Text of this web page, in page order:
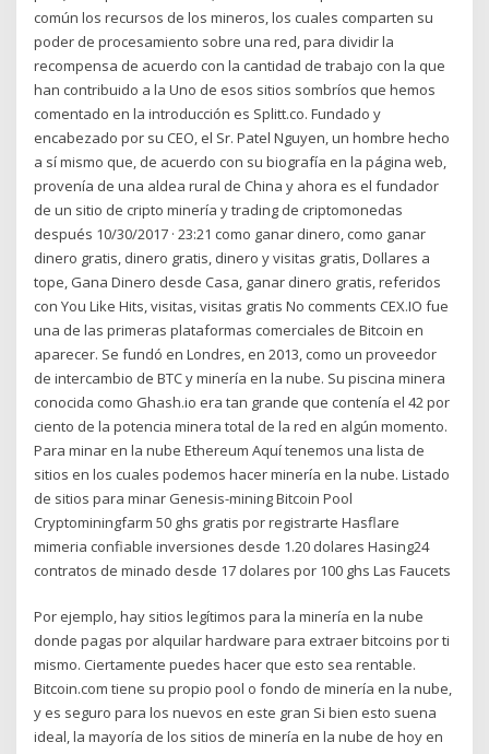
común los recursos de los mineros, los cuales comparten su
poder de procesamiento sobre una red, para dividir la
recompensa de acuerdo con la cantidad de trabajo con la que
han contribuido a la Uno de esos sitios sombríos que hemos
comentado en la introducción es Splitt.co. Fundado y
encabezado por su CEO, el Sr. Patel Nguyen, un hombre hecho
a sí mismo que, de acuerdo con su biografía en la página web,
provenía de una aldea rural de China y ahora es el fundador
de un sitio de cripto minería y trading de criptomonedas
después 10/30/2017 · 23:21 como ganar dinero, como ganar
dinero gratis, dinero gratis, dinero y visitas gratis, Dollares a
tope, Gana Dinero desde Casa, ganar dinero gratis, referidos
con You Like Hits, visitas, visitas gratis No comments CEX.IO fue
una de las primeras plataformas comerciales de Bitcoin en
aparecer. Se fundó en Londres, en 2013, como un proveedor
de intercambio de BTC y minería en la nube. Su piscina minera
conocida como Ghash.io era tan grande que contenía el 42 por
ciento de la potencia minera total de la red en algún momento.
Para minar en la nube Ethereum Aquí tenemos una lista de
sitios en los cuales podemos hacer minería en la nube. Listado
de sitios para minar Genesis-mining Bitcoin Pool
Cryptominingfarm 50 ghs gratis por registrarte Hasflare
mimeria confiable inversiones desde 1.20 dolares Hasing24
contratos de minado desde 17 dolares por 100 ghs Las Faucets
Por ejemplo, hay sitios legítimos para la minería en la nube
donde pagas por alquilar hardware para extraer bitcoins por ti
mismo. Ciertamente puedes hacer que esto sea rentable.
Bitcoin.com tiene su propio pool o fondo de minería en la nube,
y es seguro para los nuevos en este gran Si bien esto suena
ideal, la mayoría de los sitios de minería en la nube de hoy en